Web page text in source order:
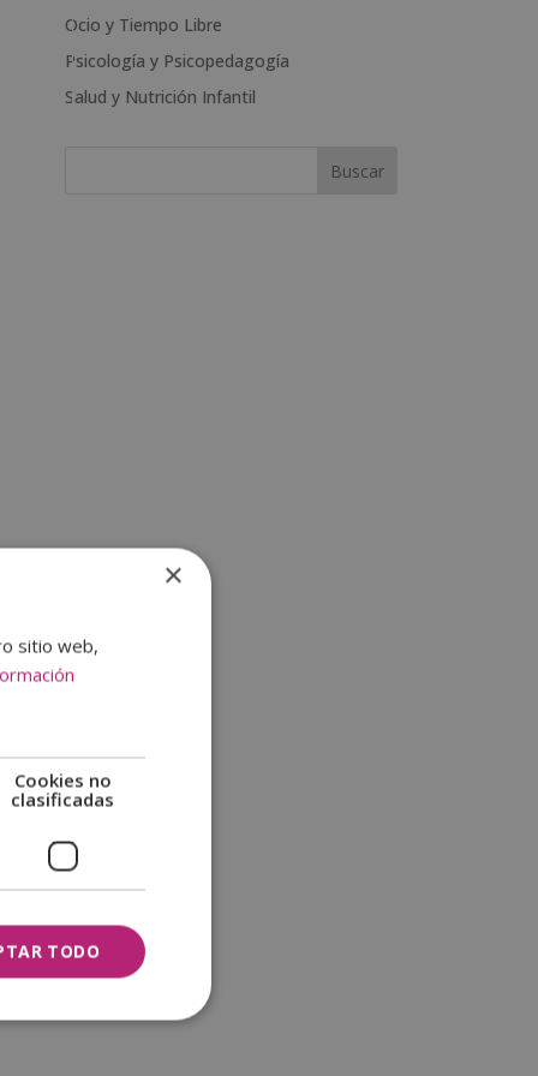
t
i
e
Ocio y Tiempo Libre
Psicología y Psicopedagogía
Salud y Nutrición Infantil
×
sitio web,
Cookies no
clasificadas
TODO